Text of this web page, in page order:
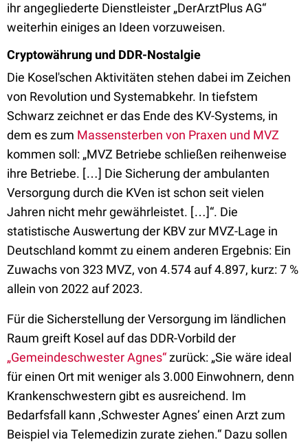
ihr angegliederte Dienstleister „DerArztPlus AG“
weiterhin einiges an Ideen vorzuweisen.
Cryptowährung und DDR-Nostalgie
Die Kosel'schen Aktivitäten stehen dabei im Zeichen
von Revolution und Systemabkehr. In tiefstem
Schwarz zeichnet er das Ende des KV-Systems, in
dem es zum Massensterben von Praxen und MVZ
kommen soll: „MVZ Betriebe schließen reihenweise
ihre Betriebe. […] Die Sicherung der ambulanten
Versorgung durch die KVen ist schon seit vielen
Jahren nicht mehr gewährleistet. […]“. Die
statistische Auswertung der KBV zur MVZ-Lage in
Deutschland kommt zu einem anderen Ergebnis: Ein
Zuwachs von 323 MVZ, von 4.574 auf 4.897, kurz: 7 %
allein von 2022 auf 2023.
Für die Sicherstellung der Versorgung im ländlichen
Raum greift Kosel auf das DDR-Vorbild der
„Gemeindeschwester Agnes“zurück: „Sie wäre ideal
für einen Ort mit weniger als 3.000 Einwohnern, denn
Krankenschwestern gibt es ausreichend. Im
Bedarfsfall kann ,Schwester Agnes’ einen Arzt zum
Beispiel via Telemedizin zurate ziehen.“ Dazu sollen